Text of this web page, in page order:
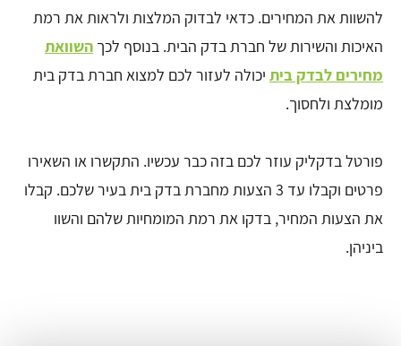
להשוות את המחירים. כדאי לבדוק המלצות ולראות את רמת
האיכות והשירות של חברת בדק הבית. בנוסף לכך השוואת
מחירים לבדק בית יכולה לעזור לכם למצוא חברת בדק בית
מומלצת ולחסוך.
פורטל בדקליק עוזר לכם בזה כבר עכשיו. התקשרו או השאירו
פרטים וקבלו עד 3 הצעות מחברת בדק בית בעיר שלכם. קבלו
את הצעות המחיר, בדקו את רמת המומחיות שלהם והשוו
ביניהן.